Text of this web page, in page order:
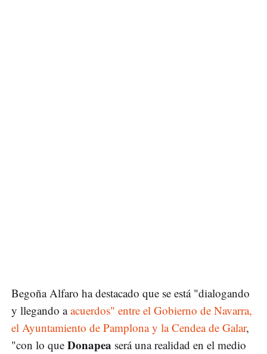
Begoña Alfaro ha destacado que se está "dialogando
y llegando aacuerdos" entre el Gobierno de Navarra,
el Ayuntamiento de Pamplona y la Cendea de Galar,
"con lo que Donapea será una realidad en el medio